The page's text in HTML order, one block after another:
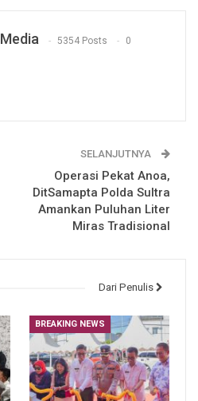
5354 Posts 0
SELANJUTNYA
Operasi Pekat Anoa,
DitSamapta Polda Sultra
Amankan Puluhan Liter
Miras Tradisional
Dari Penulis
BREAKING NEWS